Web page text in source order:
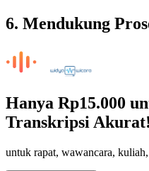
6. Mendukung
Hanya Rp15.000
Transkripsi Akurat!
untuk rapat, wawancara,